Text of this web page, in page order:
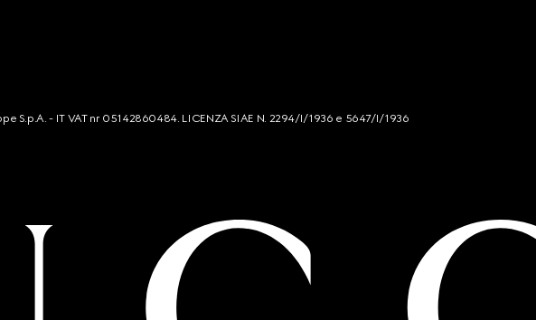
S.p.A. - IT VAT nr 05142860484. LICENZA SIAE N. 2294/I/1936 e 5647/I/1936